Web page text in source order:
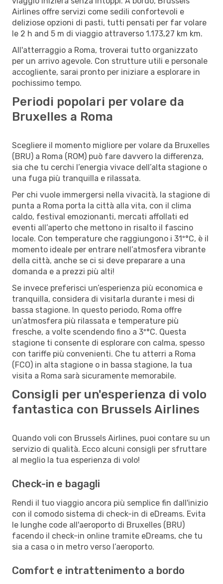
Airlines offre servizi come sedili confortevoli e
deliziose opzioni di pasti, tutti pensati per far volare
le 2 h and 5 m di viaggio attraverso 1.173,27 km km.
All'atterraggio a Roma, troverai tutto organizzato
per un arrivo agevole. Con strutture utili e personale
accogliente, sarai pronto per iniziare a esplorare in
pochissimo tempo.
Periodi popolari per volare da
Bruxelles a Roma
Scegliere il momento migliore per volare da Bruxelles
(BRU) a Roma (ROM) può fare davvero la differenza,
sia che tu cerchi l’energia vivace dell’alta stagione o
una fuga più tranquilla e rilassata.
Per chi vuole immergersi nella vivacità, la stagione di
punta a Roma porta la città alla vita, con il clima
caldo, festival emozionanti, mercati affollati ed
eventi all’aperto che mettono in risalto il fascino
locale. Con temperature che raggiungono i 31º°C, è il
momento ideale per entrare nell’atmosfera vibrante
della città, anche se ci si deve preparare a una
domanda e a prezzi più alti!
Se invece preferisci un’esperienza più economica e
tranquilla, considera di visitarla durante i mesi di
bassa stagione. In questo periodo, Roma offre
un’atmosfera più rilassata e temperature più
fresche, a volte scendendo fino a 3º°C. Questa
stagione ti consente di esplorare con calma, spesso
con tariffe più convenienti. Che tu atterri a Roma
(FCO) in alta stagione o in bassa stagione, la tua
visita a Roma sarà sicuramente memorabile.
Consigli per un'esperienza di volo
fantastica con Brussels Airlines
Quando voli con Brussels Airlines, puoi contare su un
servizio di qualità. Ecco alcuni consigli per sfruttare
al meglio la tua esperienza di volo!
Check-in e bagagli
Rendi il tuo viaggio ancora più semplice fin dall'inizio
con il comodo sistema di check-in di eDreams. Evita
le lunghe code all'aeroporto di Bruxelles (BRU)
facendo il check-in online tramite eDreams, che tu
sia a casa o in metro verso l’aeroporto.
Comfort e intrattenimento a bordo